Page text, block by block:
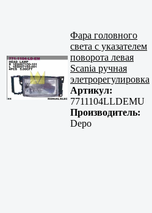
Фара головного
света с указателем
поворота левая
Scania ручная
элетрорегулировка
Артикул:
7711104LLDEMU
Производитель:
Depo